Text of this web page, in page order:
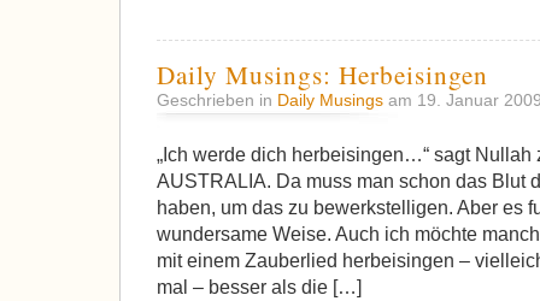
Daily Musings: Herbeisingen
Geschrieben in Daily Musings am 19. Januar
„Ich werde dich herbeisingen…“ sagt Nullah
AUSTRALIA. Da muss man schon das Blut
haben, um das zu bewerkstelligen. Aber es
wundersame Weise. Auch ich möchte
mit einem Zauberlied herbeisingen –
mal – besser als die […]